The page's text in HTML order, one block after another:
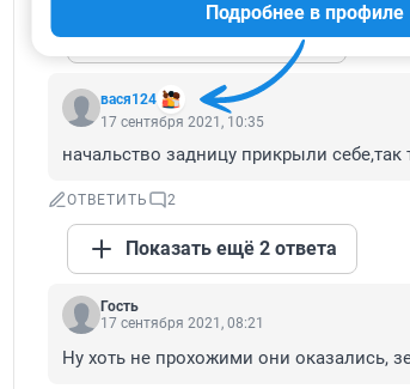
Показать ещё 1 ответ
вася124
Подробнее в профиле
17 сентября 2021, 10:35
начальство задницу прикрыли
ОТВЕТИТЬ 2
Показать ещё 2 ответа
Гость
17 сентября 2021, 08:21
Ну хоть не прохожими они оказались,